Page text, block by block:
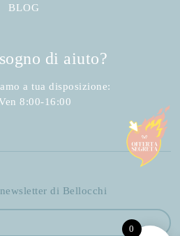
BLOG
di aiuto?
a tua disposizione:
8:00-16:00
di Bellocchi
0